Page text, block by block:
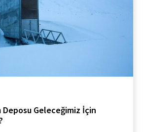
Deposu Geleceğimiz İçin